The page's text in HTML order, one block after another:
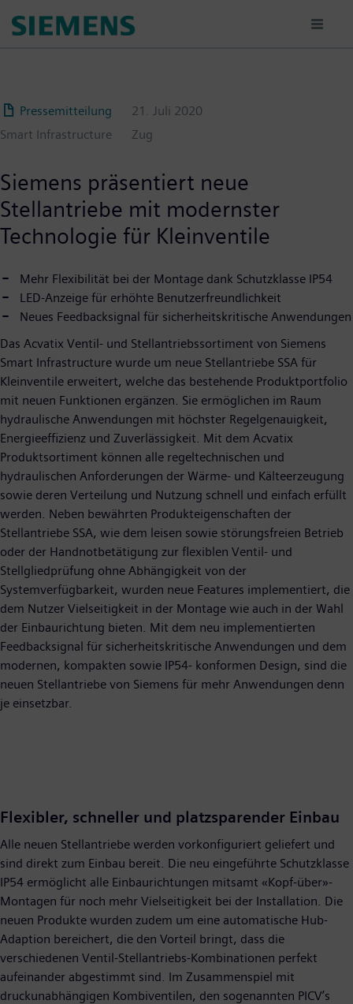
para
Pressemitteilung
21. Juli 2020
Smart Infrastructure
Zug
Siemens präsentiert neue
Stellantriebe mit modernster
Technologie für Kleinventile
Mehr Flexibilität bei der Montage dank Schutzklasse IP54
LED-Anzeige für erhöhte Benutzerfreundlichkeit
Neues Feedbacksignal für sicherheitskritische Anwendungen
Das Acvatix Ventil- und Stellantriebssortiment von Siemens
Smart Infrastructure wurde um neue Stellantriebe SSA für
Kleinventile erweitert, welche das bestehende Produktportfolio
mit neuen Funktionen ergänzen. Sie ermöglichen im Raum
hydraulische Anwendungen mit höchster Regelgenauigkeit,
Energieeffizienz und Zuverlässigkeit. Mit dem Acvatix
Produktsortiment können alle regeltechnischen und
hydraulischen Anforderungen der Wärme- und Kälteerzeugung
sowie deren Verteilung und Nutzung schnell und einfach erfüllt
werden. Neben bewährten Produkteigenschaften der
Stellantriebe SSA, wie dem leisen sowie störungsfreien Betrieb
oder der Handnotbetätigung zur flexiblen Ventil- und
Stellgliedprüfung ohne Abhängigkeit von der
Systemverfügbarkeit, wurden neue Features implementiert, die
dem Nutzer Vielseitigkeit in der Montage wie auch in der Wahl
der Einbaurichtung bieten. Mit dem neu implementierten
Feedbacksignal für sicherheitskritische Anwendungen und dem
modernen, kompakten sowie IP54- konformen Design, sind die
neuen Stellantriebe von Siemens für mehr Anwendungen denn
je einsetzbar.
Flexibler, schneller und platzsparender Einbau
Alle neuen Stellantriebe werden vorkonfiguriert geliefert und
sind direkt zum Einbau bereit. Die neu eingeführte Schutzklasse
IP54 ermöglicht alle Einbaurichtungen mitsamt «Kopf-über»-
Montagen für noch mehr Vielseitigkeit bei der Installation. Die
neuen Produkte wurden zudem um eine automatische Hub-
Adaption bereichert, die den Vorteil bringt, dass die
verschiedenen Ventil-Stellantriebs-Kombinationen perfekt
aufeinander abgestimmt sind. Im Zusammenspiel mit
druckunabhängigen Kombiventilen, den sogenannten PICV’s